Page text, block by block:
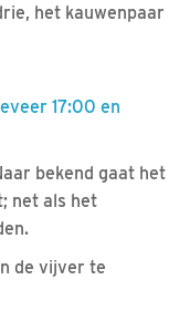
het kauwenpaar
17:00 en
bekend gaat het
net als het
de vijver te